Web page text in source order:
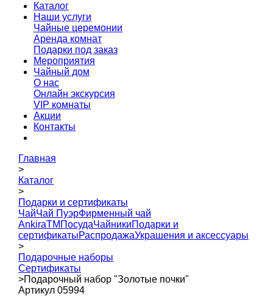
Каталог
Наши услуги
Чайные церемонии
Аренда комнат
Подарки под заказ
Мероприятия
Чайный дом
О нас
Онлайн экскурсия
VIP комнаты
Акции
Контакты
Главная
>
Каталог
>
Подарки и сертификаты
ЧайЧай ПуэрФирменный чай
AnkiraTM ПосудаЧайникиПодарки и
сертификатыРаспродажаУкрашения и аксессуары
>
Подарочные наборы
Сертификаты
>Подарочный набор "Золотые почки"
Артикул 05994